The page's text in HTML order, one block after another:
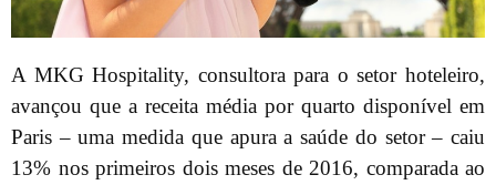
A MKG Hospitality, consultora para o setor hoteleiro,
avançou que a receita média por quarto disponível em
Paris – uma medida que apura a saúde do setor – caiu
13% nos primeiros dois meses de 2016, comparada ao